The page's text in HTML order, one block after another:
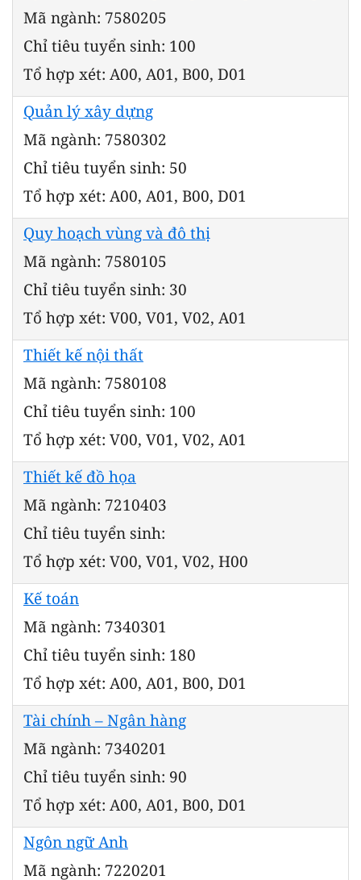
Mã ngành: 7580205
Chỉ tiêu tuyển sinh: 100
Tổ hợp xét: A00, A01, B00, D01
Quản lý xây dựng
Mã ngành: 7580302
Chỉ tiêu tuyển sinh: 50
Tổ hợp xét: A00, A01, B00, D01
Quy hoạch vùng và đô thị
Mã ngành: 7580105
Chỉ tiêu tuyển sinh: 30
Tổ hợp xét: V00, V01, V02, A01
Thiết kế nội thất
Mã ngành: 7580108
Chỉ tiêu tuyển sinh: 100
Tổ hợp xét: V00, V01, V02, A01
Thiết kế đồ họa
Mã ngành: 7210403
Chỉ tiêu tuyển sinh:
Tổ hợp xét: V00, V01, V02, H00
Kế toán
Mã ngành: 7340301
Chỉ tiêu tuyển sinh: 180
Tổ hợp xét: A00, A01, B00, D01
Tài chính – Ngân hàng
Mã ngành: 7340201
Chỉ tiêu tuyển sinh: 90
Tổ hợp xét: A00, A01, B00, D01
Ngôn ngữ Anh
Mã ngành: 7220201